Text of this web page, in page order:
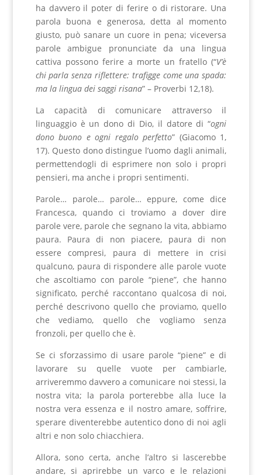
ha davvero il poter di ferire o di ristorare. Una
parola buona e generosa, detta al momento
giusto, può sanare un cuore in pena; viceversa
parole ambigue pronunciate da una lingua
cattiva possono ferire a morte un fratello (“V’è
chi parla senza riflettere: trafigge come una spada:
ma la lingua dei saggi risana” – Proverbi 12,18).
La capacità di comunicare attraverso il
linguaggio è un dono di Dio, il datore di “ogni
dono buono e ogni regalo perfetto” (Giacomo 1,
17). Questo dono distingue l’uomo dagli animali,
permettendogli di esprimere non solo i propri
pensieri, ma anche i propri sentimenti.
Parole… parole… parole… eppure, come dice
Francesca, quando ci troviamo a dover dire
parole vere, parole che segnano la vita, abbiamo
paura. Paura di non piacere, paura di non
essere compresi, paura di mettere in crisi
qualcuno, paura di rispondere alle parole vuote
che ascoltiamo con parole “piene”, che hanno
significato, perché raccontano qualcosa di noi,
perché descrivono quello che proviamo, quello
che vediamo, quello che vogliamo senza
fronzoli, per quello che è.
Se ci sforzassimo di usare parole “piene” e di
lavorare su quelle vuote per cambiarle,
arriveremmo davvero a comunicare noi stessi, la
nostra vita; la parola porterebbe alla luce la
nostra vera essenza e il nostro amare, soffrire,
sperare diventerebbe autentico dono di noi agli
altri e non solo chiacchiera.
Allora, sono certa, anche l’altro si lascerebbe
andare, si aprirebbe un varco e le relazioni